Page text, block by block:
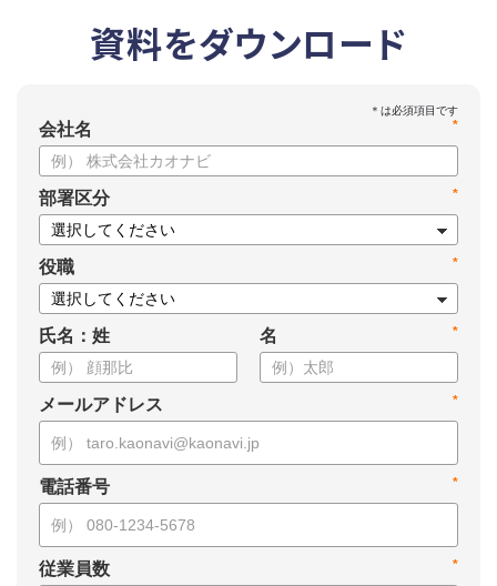
資料をダウンロード
*
会社名
*
部署区分
*
役職
氏名：姓 *
名
*
メールアドレス
*
電話番号
*
従業員数